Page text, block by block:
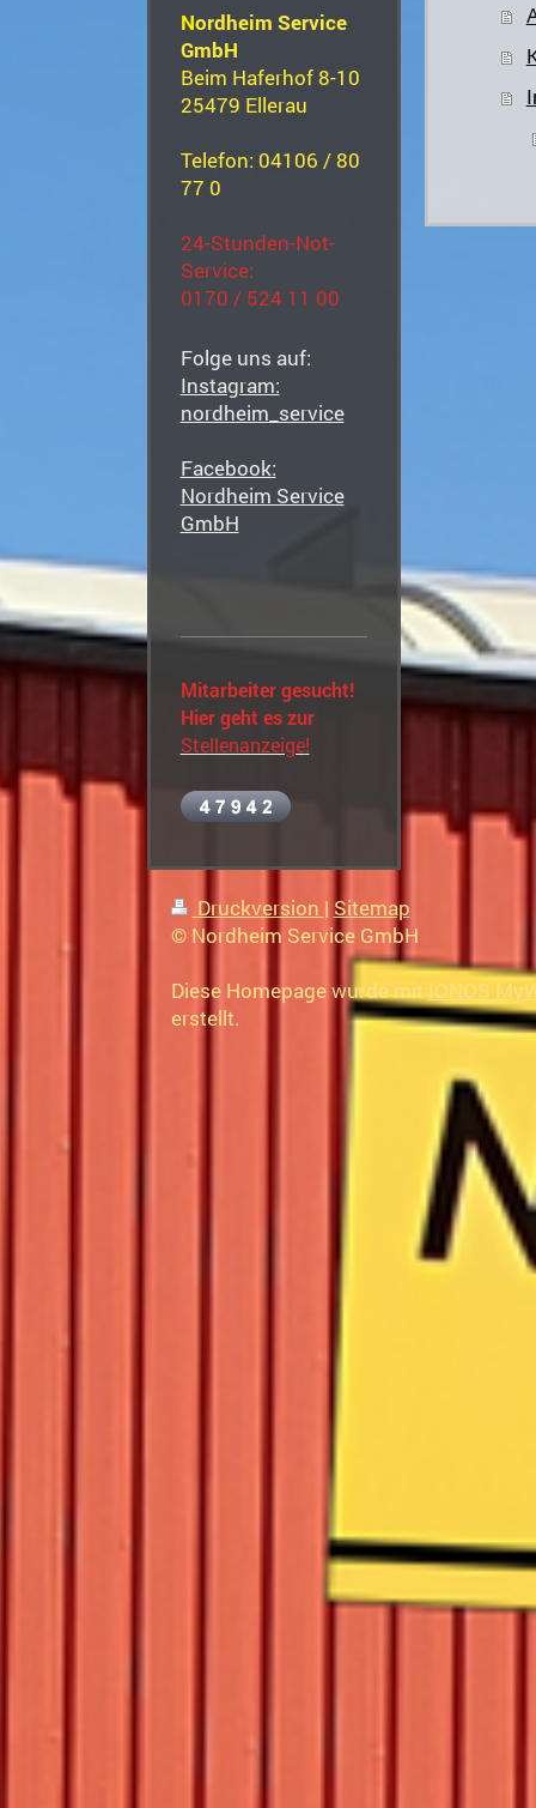
Nordheim Service
GmbH
Beim Haferhof 8-10
25479 Ellerau
Telefon: 04106 / 80
77 0
24-Stunden-Not-
Service:
0170 / 524 11 00
Folge uns auf:
Instagram:
nordheim_service
Facebook:
Nordheim Service
GmbH
Mitarbeiter gesucht!
Hier geht es zur
Stellenanzeige!
Druckversion | Sitemap
© Nordheim Service GmbH
Diese Homepage wurde mit IONOS
erstellt.